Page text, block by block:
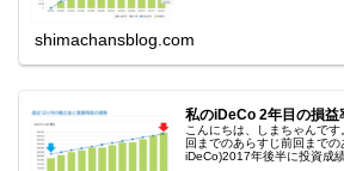
shimachansblog.com
私のiDeCo 2年目の損益
こんにちは、しまちゃんで
回までのあらすじ前回まで
iDeCo)2017年後半に投資成